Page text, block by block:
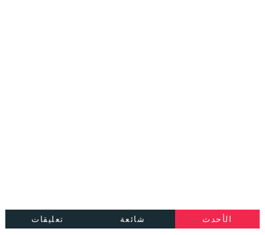
الأحدث شائعة تعليقات